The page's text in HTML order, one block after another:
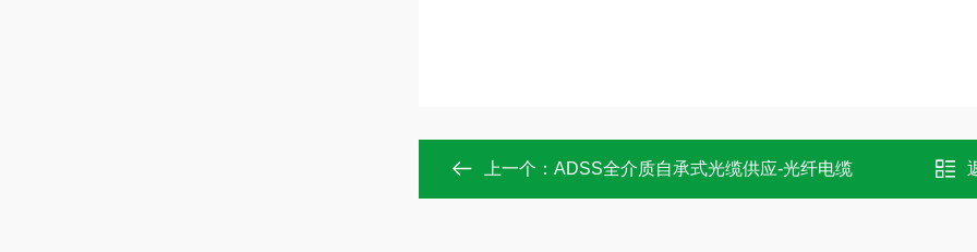
上一个： ADSS全介质自承式光缆供应-光纤电缆